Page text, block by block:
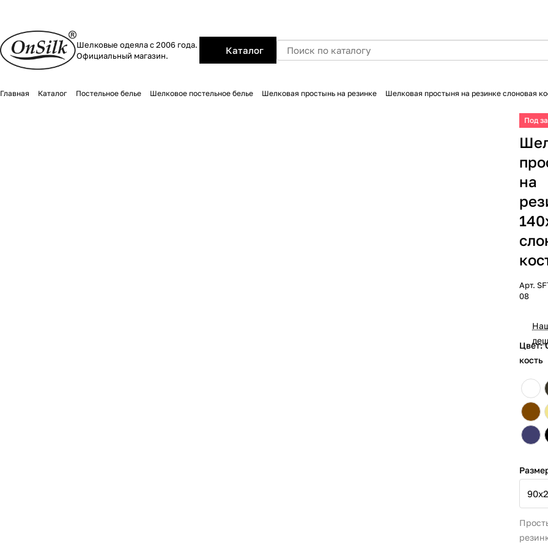
Шелковые одеяла с 2006 года.
Официальный магазин.
Каталог
Главная Каталог Постельное белье Шелковое постельное белье Шелковая простынь на резинке Шелковая простыня на резинке слоновая
Под
на
Арт.
08
Цвет:
кость